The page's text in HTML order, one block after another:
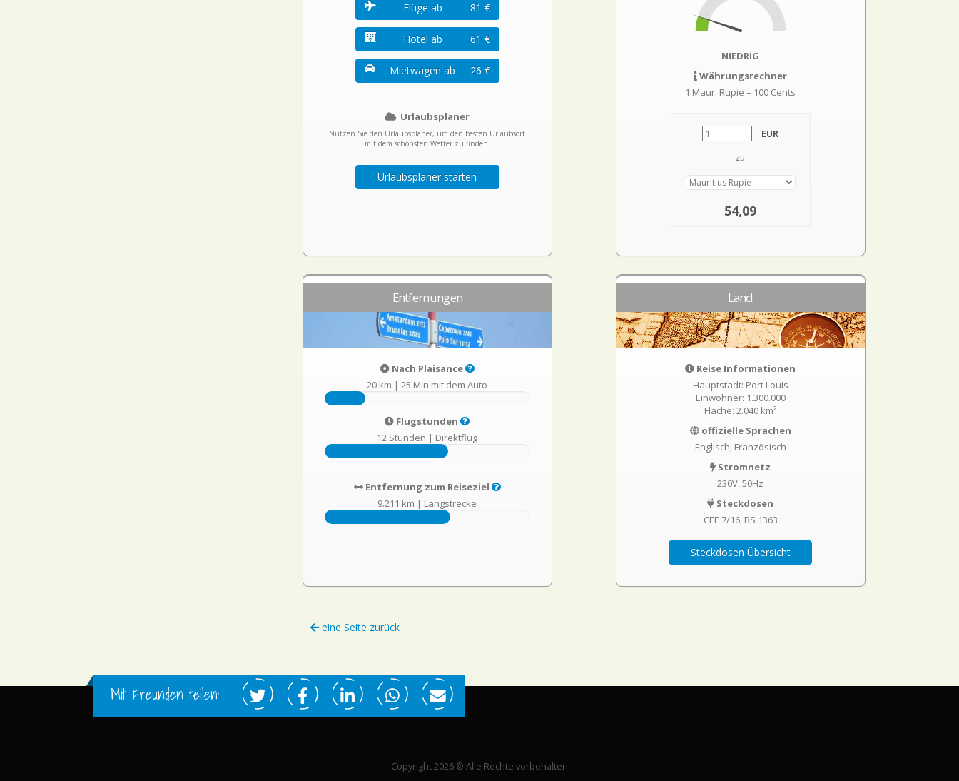
Flüge ab 81 €
Hotel ab 61 €
Mietwagen ab 26 €
Urlaubsplaner
Nutzen Sie den Urlaubsplaner, um den besten Urlaubsort
mit dem schönsten Wetter zu finden.
Urlaubsplaner starten
NIEDRIG
Währungsrechner
1 Maur. Rupie = 100 Cents
EUR
zu
54,09
Entfernungen
Nach Plaisance
20 km |25 Min mit dem Auto
Flugstunden
12 Stunden | Direktflug
Entfernung zum Reiseziel
9.211 km | Langstrecke
Land
Reise Informationen
Hauptstadt: Port Louis
Einwohner: 1.300.000
Fläche: 2.040 km²
offizielle Sprachen
Englisch, Französisch
Stromnetz
230V, 50Hz
Steckdosen
CEE 7/16 BS 1363
Steckdosen Übersicht
eine Seite zurück
Mit Freunden teilen:
Copyright 2026 © Alle Rechte vorbehalten